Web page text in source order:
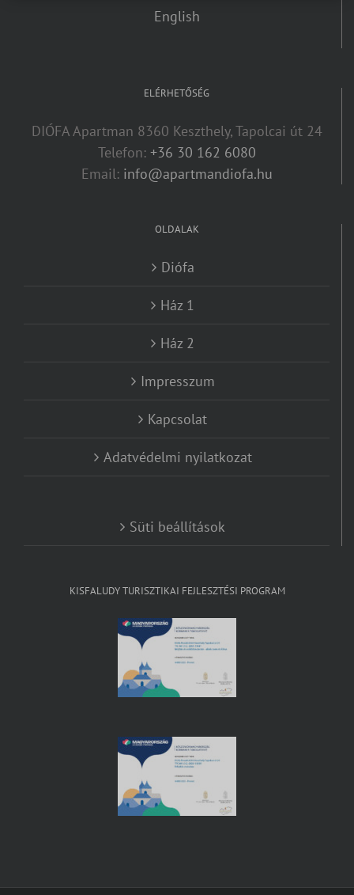
English
ELÉRHETŐSÉG
DIÓFA Apartman 8360 Keszthely, Tapolcai út 24
Telefon: +36 30 162 6080
Email: info@apartmandiofa.hu
OLDALAK
Diófa
Ház 1
Ház 2
Impresszum
Kapcsolat
Adatvédelmi nyilatkozat
Süti beállítások
KISFALUDY TURISZTIKAI FEJLESZTÉSI PROGRAM